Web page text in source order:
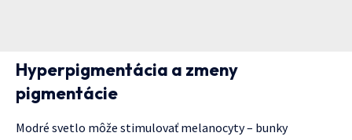
Hyperpigmentácia a zmeny
pigmentácie
Modré svetlo môže stimulovať melanocyty – bunky